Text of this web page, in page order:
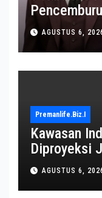
Gemas
AGUSTUS 6,
Premanlife.biz.i
Kawasan
Diproyeksi
AGUSTUS 6,